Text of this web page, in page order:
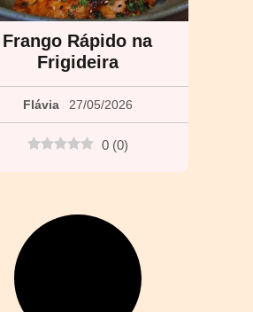
Frango Rápido na
Frigideira
Flávia 27/05/2026
0 (0)